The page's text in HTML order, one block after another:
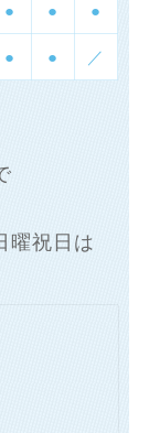
● ● ●
● ● ／
曜祝日は